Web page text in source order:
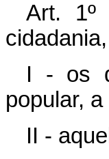
Art. 1º
I - os
popular,
II -